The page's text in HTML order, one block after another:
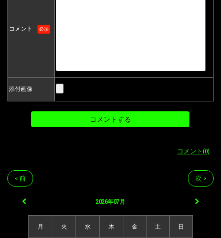
コメント 必須
添付画像
コメント(0)
< 前 次 >
2026年07月
月 火 水 木 金 土 日